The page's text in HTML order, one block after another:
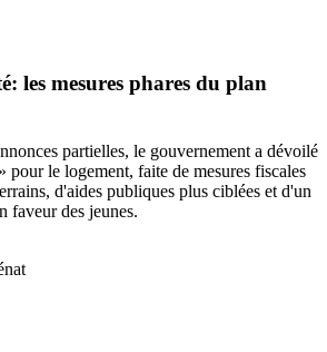
les mesures phares du plan
partielles, le gouvernement a dévoilé
pour le logement, faite de mesures fiscales
d'aides publiques plus ciblées et d'un
faveur des jeunes.